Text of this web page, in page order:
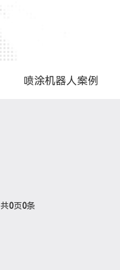
喷涂机器人案例
共0页0条